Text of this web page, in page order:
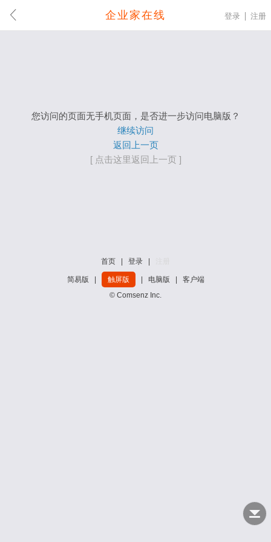
企业家在线 登录 注册
您访问的页面无手机页面，是否进一步访问电脑版？
继续访问
返回上一页
[ 点击这里返回上一页 ]
首页 登录
简易版 触屏版 电脑版
客户端
© Comsenz Inc.